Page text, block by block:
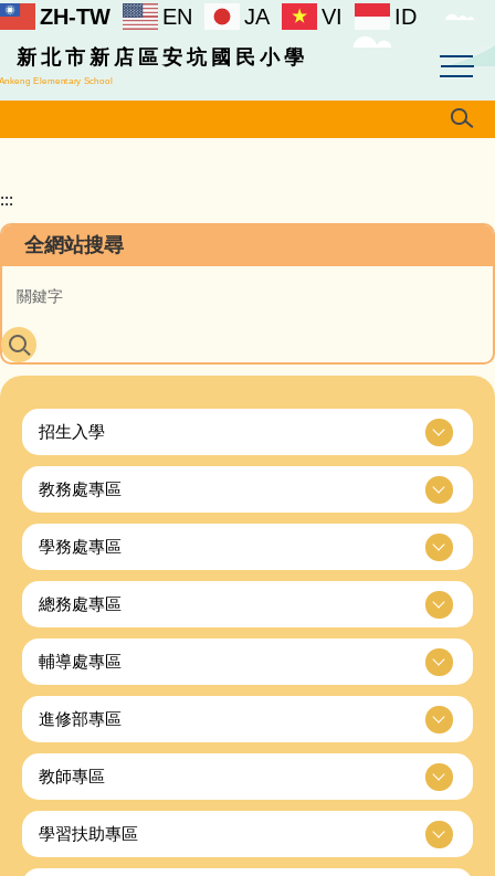
跳
主
要
容
ZH-TW EN JA VI ID
新北市新店區安坑國民小學
Elementary School
:::
全網站搜尋
招生入學
教務處專區
學務處專區
總務處專區
輔導處專區
進修部專區
教師專區
學習扶助專區